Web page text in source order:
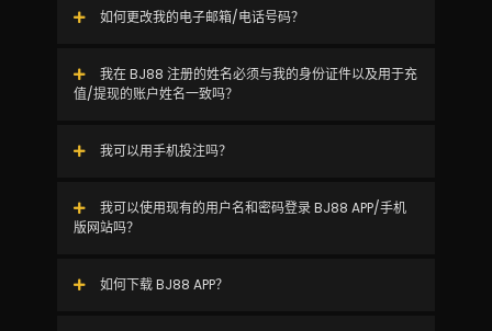
如何更改我的电子邮箱/电话号码？
我在 BJ88 注册的姓名必须与我的身份证件以及用于充
值/提现的账户姓名一致吗？
我可以用手机投注吗？
我可以使用现有的用户名和密码登录 BJ88 APP/手机
版网站吗？
如何下载 BJ88 APP？